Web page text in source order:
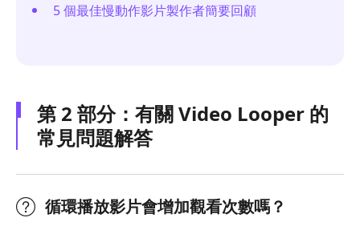
5 個最佳慢動作影片製作者簡要回顧
第 2 部分：有關 Video Looper 的
常見問題解答
循環播放影片會增加觀看次數嗎？